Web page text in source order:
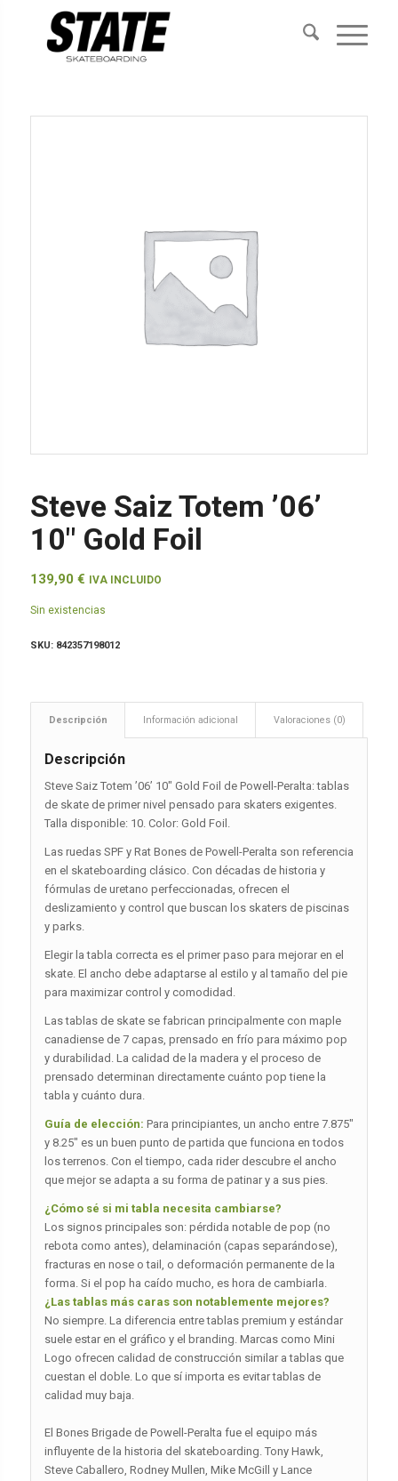
Steve Saiz Totem ’06’
10″ Gold Foil
139,90 € IVA INCLUIDO
Sin existencias
SKU: 842357198012
Descripción Información adicional Valoraciones (0)
Descripción
Steve Saiz Totem ’06’ 10″ Gold Foil de Powell-Peralta: tablas
de skate de primer nivel pensado para skaters exigentes.
Talla disponible: 10. Color: Gold Foil.
Las ruedas SPF y Rat Bones de Powell-Peralta son referencia
en el skateboarding clásico. Con décadas de historia y
fórmulas de uretano perfeccionadas, ofrecen el
deslizamiento y control que buscan los skaters de piscinas
y parks.
Elegir la tabla correcta es el primer paso para mejorar en el
skate. El ancho debe adaptarse al estilo y al tamaño del pie
para maximizar control y comodidad.
Las tablas de skate se fabrican principalmente con maple
canadiense de 7 capas, prensado en frío para máximo pop
y durabilidad. La calidad de la madera y el proceso de
prensado determinan directamente cuánto pop tiene la
tabla y cuánto dura.
Guía de elección: Para principiantes, un ancho entre 7.875″
y 8.25″ es un buen punto de partida que funciona en todos
los terrenos. Con el tiempo, cada rider descubre el ancho
que mejor se adapta a su forma de patinar y a sus pies.
¿Cómo sé si mi tabla necesita cambiarse?
Los signos principales son: pérdida notable de pop (no
rebota como antes), delaminación (capas separándose),
fracturas en nose o tail, o deformación permanente de la
forma. Si el pop ha caído mucho, es hora de cambiarla.
¿Las tablas más caras son notablemente mejores?
No siempre. La diferencia entre tablas premium y estándar
suele estar en el gráfico y el branding. Marcas como Mini
Logo ofrecen calidad de construcción similar a tablas que
cuestan el doble. Lo que sí importa es evitar tablas de
calidad muy baja.
El Bones Brigade de Powell-Peralta fue el equipo más
influyente de la historia del skateboarding. Tony Hawk,
Steve Caballero, Rodney Mullen, Mike McGill y Lance